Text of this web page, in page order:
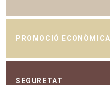
PROMOCIÓ ECONÒMICA
SEGURETAT